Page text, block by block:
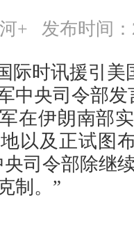
+ 发布时间：
际时讯援引美
中央司令部
在伊朗南部
以及正试图
央司令部除继
制。”